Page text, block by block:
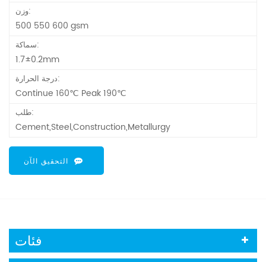
وزن:
500 550 600 gsm
سماكة:
1.7±0.2mm
درجة الحرارة:
Continue 160℃ Peak 190℃
طلب:
Cement,Steel,Construction,Metallurgy
التحقيق الآن
فئات